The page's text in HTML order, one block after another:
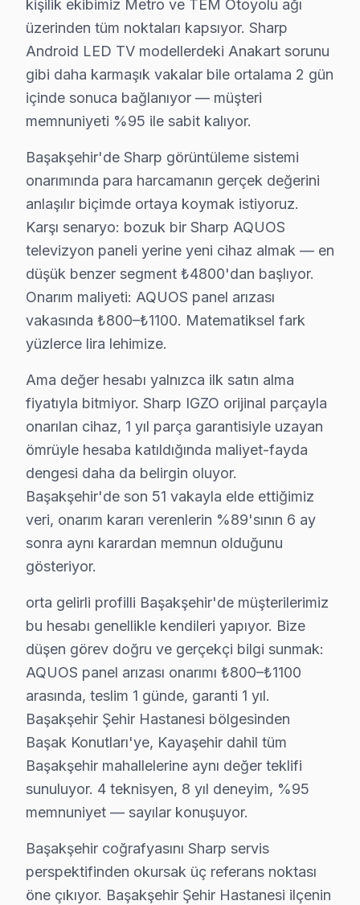
Başakşehir'de sharp'ın Aquos Vision Engine görüntü
Başakşehir'de Sharp Yazılım Platformu
Başakşehir'de android LED TV 10/11 (2020+
Başakşehir Servisimizde Sharp Teşhis Yaklaşımı
Başakşehir'de sharp televizyon paneli servis menüsü:
1. Başakşehir'de IGZO panel arızasında çoğunlukla
2. Başakşehir'de söz konusu model panel değişimi
3. Başakşehir'de Quattron renk bozulmasında önce
4. Başakşehir'de 8K downscaling çipi arızasında 4K
5. Başakşehir'de Android televizyon update
Başakşehir Servisimizde En Sık Gelen Sharp Modelleri
AQUOS 4K LC-55-65CQ serisi · 8K LC-70X500E ·
Başakşehir Sharp Onarım Maliyet Rehberi (2025-
Panel değişimi: 5.000 – 14.000 TL (IGZO panel pahalı)
Anakart tamiri: 1.500 – 4.000 TL
Güç kartı tamiri: 700 – 1.800 TL
LED backlight: 500 – 1.200 TL
Başakşehir'de bu aralıklar model boyutu,
Başakşehir'de Sharp servis istatistik notu: Son 725
Sharp TV Teknik Rehberi: Panel, Teşhis ve
Başakşehir'de Sharp akıllı TV panel altyapısı
Başakşehir'de sharp, dünyanın önde gelen LCD
Başakşehir bölgesinde işlemci ve yazılım tarafı da
Başakşehir'de sharp'ın Aquos Vision Engine görüntü
Başakşehir servisimizde Sharp tamiri sırasında
1. Başakşehir'de IGZO panel arızasında çoğunlukla
2. Başakşehir'de Sharp panel değişimi maliyeti
3. Başakşehir'de Quattron renk bozulmasında önce
4. Başakşehir'de 8K downscaling çipi arızasında 4K
5. Başakşehir'de Android TV update başarısız
• Başakşehir'de panel değişimi: 5.000 – 14.000 TL
• Başakşehir'de anakart tamiri: 1.500 – 4.000 TL
kişilik ekibimiz Metro ve TEM Otoyolu ağı
üzerinden tüm noktaları kapsıyor. Sharp
Android LED TV modellerdeki Anakart sorunu
gibi daha karmaşık vakalar bile ortalama 2 gün
içinde sonuca bağlanıyor — müşteri
memnuniyeti %95 ile sabit kalıyor.
Başakşehir'de Sharp görüntüleme sistemi
onarımında para harcamanın gerçek değerini
anlaşılır biçimde ortaya koymak istiyoruz.
Karşı senaryo: bozuk bir Sharp AQUOS
televizyon paneli yerine yeni cihaz almak — en
düşük benzer segment ₺4800'dan başlıyor.
Onarım maliyeti: AQUOS panel arızası
vakasında ₺800–₺1100. Matematiksel fark
yüzlerce lira lehimize.
Ama değer hesabı yalnızca ilk satın alma
fiyatıyla bitmiyor. Sharp IGZO orijinal parçayla
onarılan cihaz, 1 yıl parça garantisiyle uzayan
ömrüyle hesaba katıldığında maliyet-fayda
dengesi daha da belirgin oluyor.
Başakşehir'de son 51 vakayla elde ettiğimiz
veri, onarım kararı verenlerin %89'sının 6 ay
sonra aynı karardan memnun olduğunu
gösteriyor.
orta gelirli profilli Başakşehir'de müşterilerimiz
bu hesabı genellikle kendileri yapıyor. Bize
düşen görev doğru ve gerçekçi bilgi sunmak:
AQUOS panel arızası onarımı ₺800–₺1100
arasında, teslim 1 günde, garanti 1 yıl.
Başakşehir Şehir Hastanesi bölgesinden
Başak Konutları'ye, Kayaşehir dahil tüm
Başakşehir mahallelerine aynı değer teklifi
sunuluyor. 4 teknisyen, 8 yıl deneyim, %95
memnuniyet — sayılar konuşuyor.
Başakşehir coğrafyasını Sharp servis
perspektifinden okursak üç referans noktası
öne çıkıyor. Başakşehir Şehir Hastanesi ilçenin